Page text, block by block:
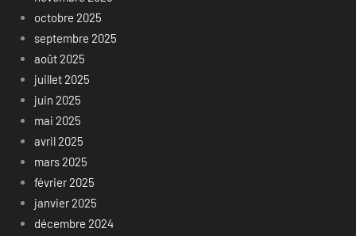
octobre 2025
septembre 2025
août 2025
juillet 2025
juin 2025
mai 2025
avril 2025
mars 2025
février 2025
janvier 2025
décembre 2024